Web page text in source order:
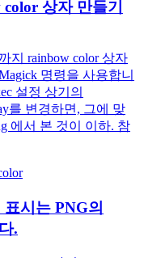
상자 만들기
지 rainbow color 상자
명령을 사용합니
설정 상기의
를 변경하면, 그에 맞
에서 본 것이 이하. 참
시는 PNG의
.